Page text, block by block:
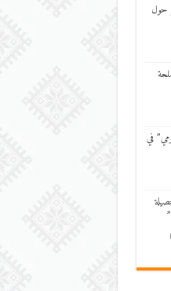
حول
في